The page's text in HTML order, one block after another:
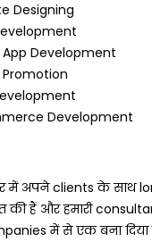
Designing
App Development
Development
में अपने clients के साथ
की हैं और हमारी
में से एक बना